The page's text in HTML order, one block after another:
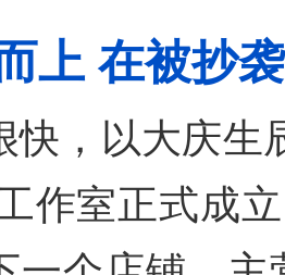
上 在被抄
以大庆生辰
作室正式成